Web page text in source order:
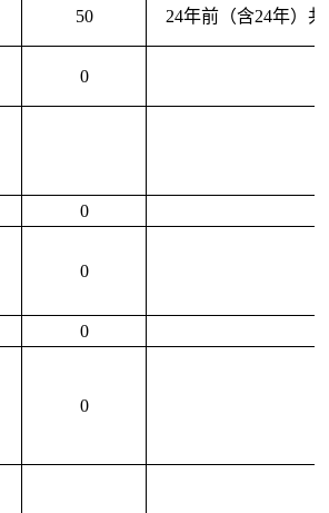
50 24年前（含24年）
0
0
0
0
0